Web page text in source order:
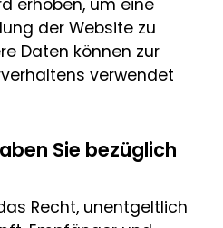
der Website zu
Daten können zur
verwendet
Sie bezüglich
Recht, unentgeltlich